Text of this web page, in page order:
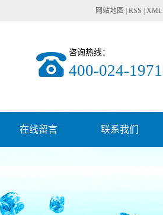
网站地图 RSS XML
咨询热线：
400-024-1971
在线留言 联系我们